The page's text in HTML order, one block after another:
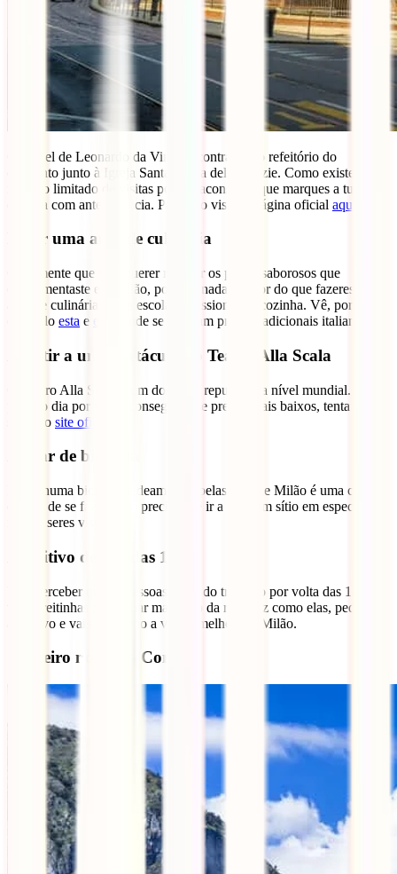
O painel de Leonardo da Vinci encontra-se no refeitório do
convento junto à Igreja Santa Maria delle Grazie. Como existe um
número limitado de visitas por dia aconselho que marques a tua
entrada com antecedência. Para isso visita a página oficial aqui
Fazer uma aula de culinária
Certamente que vais querer replicar os pratos saborosos que
experimentaste em Milão, por isso nada melhor do que fazeres uma
aula de culinária numa escola profissional de cozinha. Vê, por
exemplo esta e , onde se ensinam pratos tradicionais italianos.
Assistir a um espetáculo no Teatro Alla Scala
O Teatro Alla Scala é um dos mais reputados a nível mundial. No
próprio dia por vezes conseguem-se preços mais baixos, tenta a tua
sorte no site oficial
Andar de bicicleta
Pegar numa bicicleta e deambular pelas ruas de Milão é uma coisa
chique de se fazer. Não precisas de ir a nenhum sítio em especial, a
ideia é seres visto.
Aperitivo depois das 18:00
Vais perceber que as pessoas saem do trabalho por volta das 18:00 e
vão direitinhas para o bar mais giro da rua. Faz como elas, pede um
aperitivo e vais ver como a vida é melhor em Milão.
Cruzeiro no Lago Como